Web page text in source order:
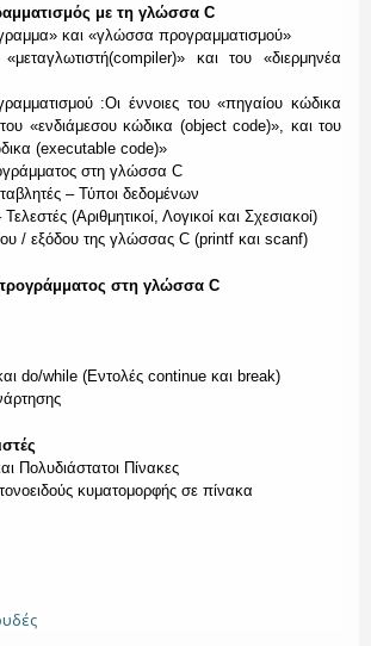
με τη γλώσσα C
και «γλώσσα προγραμματισμού»
compiler)» και του «διερμηνέα
:Οι έννοιες του «πηγαίου κώδικα
«ενδιάμεσου κώδικα (object code)», και του
(executable code)»
στη γλώσσα C
– Τύποι δεδομένων
(Αριθμητικοί, Λογικοί και Σχεσιακοί)
/ εξόδου της γλώσσας C(printfκαι scanf)
στη γλώσσα C
do/while(Εντολές continueκαι break)
Πολυδιάστατοι Πίνακες
κυματομορφής σε πίνακα